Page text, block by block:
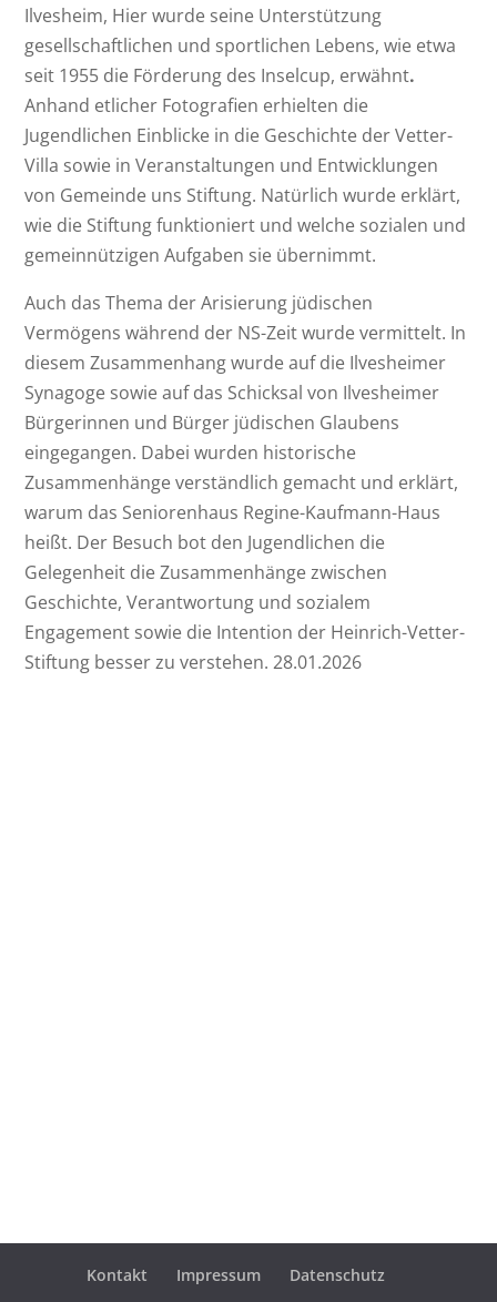
Ilvesheim, Hier wurde seine Unterstützung
gesellschaftlichen und sportlichen Lebens, wie etwa
seit 1955 die Förderung des Inselcup, erwähnt.
Anhand etlicher Fotografien erhielten die
Jugendlichen Einblicke in die Geschichte der Vetter-
Villa sowie in Veranstaltungen und Entwicklungen
von Gemeinde uns Stiftung. Natürlich wurde erklärt,
wie die Stiftung funktioniert und welche sozialen und
gemeinnützigen Aufgaben sie übernimmt.
Auch das Thema der Arisierung jüdischen
Vermögens während der NS-Zeit wurde vermittelt. In
diesem Zusammenhang wurde auf die Ilvesheimer
Synagoge sowie auf das Schicksal von Ilvesheimer
Bürgerinnen und Bürger jüdischen Glaubens
eingegangen. Dabei wurden historische
Zusammenhänge verständlich gemacht und erklärt,
warum das Seniorenhaus Regine-Kaufmann-Haus
heißt. Der Besuch bot den Jugendlichen die
Gelegenheit die Zusammenhänge zwischen
Geschichte, Verantwortung und sozialem
Engagement sowie die Intention der Heinrich-Vetter-
Stiftung besser zu verstehen. 28.01.2026
Kontakt Impressum Datenschutz